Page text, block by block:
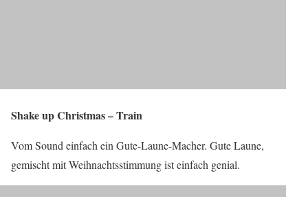
Shake up Christmas – Train
Vom Sound einfach ein Gute-Laune-Macher. Gute Laune,
gemischt mit Weihnachtsstimmung ist einfach genial.